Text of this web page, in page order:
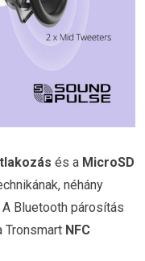
és a MicroSD
néhány
Bluetooth párosítás
NFC